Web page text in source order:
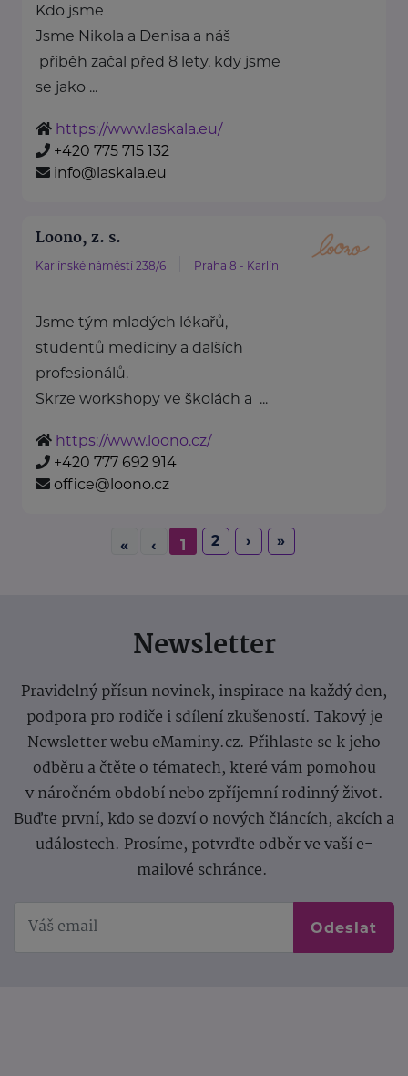
Kdo jsme
Jsme Nikola a Denisa a náš
příběh začal před 8 lety, kdy jsme
se jako ...
https://www.laskala.eu/
+420 775 715 132
info@laskala.eu
Loono, z. s.
Karlínské náměstí 238/6 Praha 8 - Karlín
Jsme tým mladých lékařů,
studentů medicíny a dalších
profesionálů.
Skrze workshopy ve školách a ...
https://www.loono.cz/
+420 777 692 914
office@loono.cz
« ‹ 1 2 › »
Newsletter
Pravidelný přísun novinek, inspirace na každý den,
podpora pro rodiče i sdílení zkušeností. Takový je
Newsletter webu eMaminy.cz. Přihlaste se k jeho
odběru a čtěte o tématech, které vám pomohou
v náročném období nebo zpříjemní rodinný život.
Buďte první, kdo se dozví o nových článcích, akcích a
událostech. Prosíme, potvrďte odběr ve vaší e-
mailové schránce.
Odeslat